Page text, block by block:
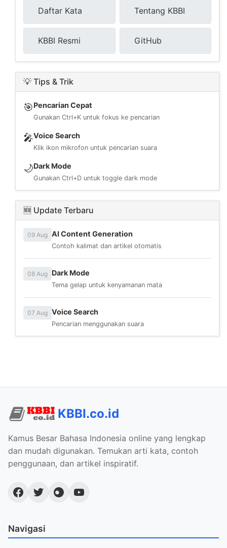
Daftar Kata Tentang KBBI
KBBI Resmi GitHub
💡 Tips & Trik
🎯Pencarian Cepat
Gunakan Ctrl+K untuk fokus ke pencarian
🎤Voice Search
Klik ikon mikrofon untuk pencarian suara
🌙Dark Mode
Gunakan Ctrl+D untuk toggle dark mode
🆕 Update Terbaru
09 Aug AI Content Generation
Contoh kalimat dan artikel otomatis
08 Aug Dark Mode
Tema gelap untuk kenyamanan mata
07 Aug Voice Search
Pencarian menggunakan suara
KBBI.co.id
Kamus Besar Bahasa Indonesia online yang lengkap
dan mudah digunakan. Temukan arti kata, contoh
penggunaan, dan artikel inspiratif.
Navigasi